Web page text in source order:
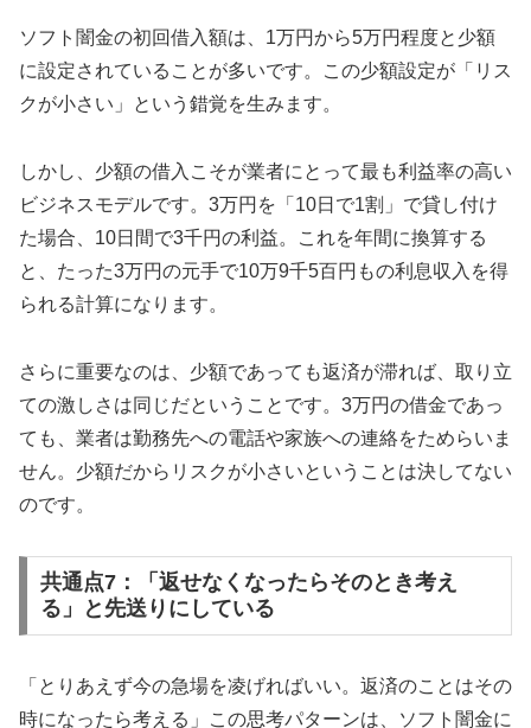
ソフト闇金の初回借入額は、1万円から5万円程度と少額
に設定されていることが多いです。この少額設定が「リス
クが小さい」という錯覚を生みます。
しかし、少額の借入こそが業者にとって最も利益率の高い
ビジネスモデルです。3万円を「10日で1割」で貸し付け
た場合、10日間で3千円の利益。これを年間に換算する
と、たった3万円の元手で10万9千5百円もの利息収入を得
られる計算になります。
さらに重要なのは、少額であっても返済が滞れば、取り立
ての激しさは同じだということです。3万円の借金であっ
ても、業者は勤務先への電話や家族への連絡をためらいま
せん。少額だからリスクが小さいということは決してない
のです。
共通点7：「返せなくなったらそのとき考え
る」と先送りにしている
「とりあえず今の急場を凌げればいい。返済のことはその
時になったら考える」この思考パターンは、ソフト闇金に